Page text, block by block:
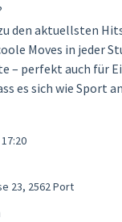
den aktuellsten
Moves in jeder
– perfekt auch für
es sich wie Sport
23, 2562 Port